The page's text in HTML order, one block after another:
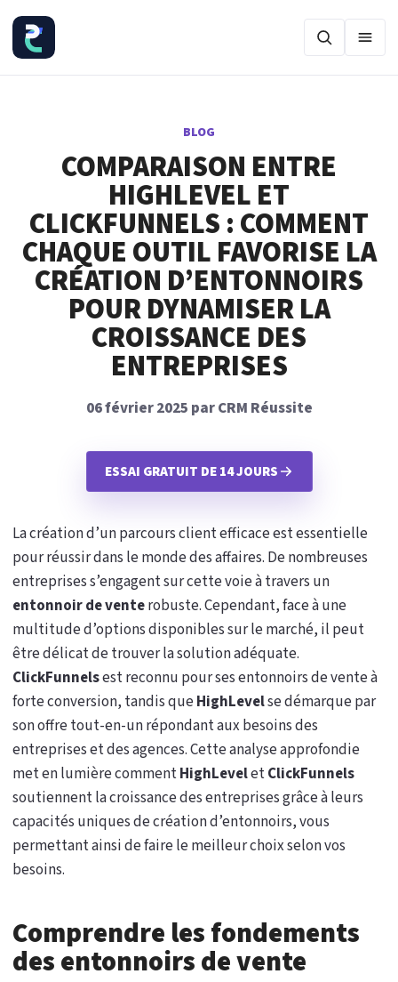
BLOG
COMPARAISON ENTRE
HIGHLEVEL ET
CLICKFUNNELS : COMMENT
CHAQUE OUTIL FAVORISE LA
CRÉATION D’ENTONNOIRS
POUR DYNAMISER LA
CROISSANCE DES
ENTREPRISES
06 février 2025 par CRM Réussite
ESSAI GRATUIT DE 14 JOURS
La création d’un parcours client efficace est essentielle
pour réussir dans le monde des affaires. De nombreuses
entreprises s’engagent sur cette voie à travers un
entonnoir de venterobuste. Cependant, face à une
multitude d’options disponibles sur le marché, il peut
être délicat de trouver la solution adéquate.
ClickFunnelsest reconnu pour ses entonnoirs de vente à
forte conversion, tandis queHighLevelse démarque par
son offre tout-en-un répondant aux besoins des
entreprises et des agences. Cette analyse approfondie
met en lumière commentHighLeveletClickFunnels
soutiennent la croissance des entreprises grâce à leurs
capacités uniques de création d’entonnoirs, vous
permettant ainsi de faire le meilleur choix selon vos
besoins.
Comprendre les fondements
des entonnoirs de vente